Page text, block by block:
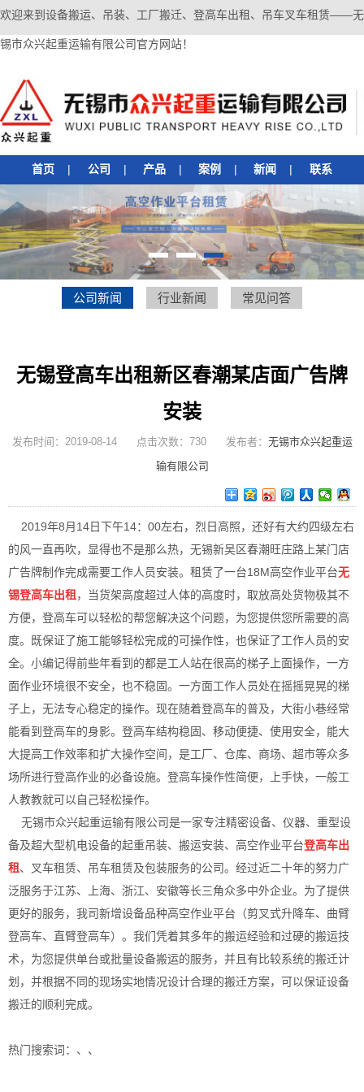
欢迎来到设备搬运、吊装、工厂搬迁、登高车出租、吊车叉车租赁——无
锡市众兴起重运输有限公司官方网站！
首页 | 公司 | 产品 | 案例 | 新闻 | 联系
1 2 3
公司新闻 行业新闻 常见问答
无锡登高车出租新区春潮某店面广告牌
安装
发布时间：2019-08-14 点击次数：730 发布者： 无锡市众兴起重运
输有限公司
2019年8月14日下午14：00左右，烈日高照，还好有大约四级左右
的风一直再吹，显得也不是那么热，无锡新吴区春潮旺庄路上某门店
广告牌制作完成需要工作人员安装。租赁了一台18M高空作业平台无
锡登高车出租 ，当货架高度超过人体的高度时，取放高处货物极其不
方便，登高车可以轻松的帮您解决这个问题，为您提供您所需要的高
度。既保证了施工能够轻松完成的可操作性，也保证了工作人员的安
全。小编记得前些年看到的都是工人站在很高的梯子上面操作，一方
面作业环境很不安全，也不稳固。一方面工作人员处在摇摇晃晃的梯
子上，无法专心稳定的操作。现在随着登高车的普及，大街小巷经常
能看到登高车的身影。登高车结构稳固、移动便捷、使用安全，能大
大提高工作效率和扩大操作空间，是工厂、仓库、商场、超市等众多
场所进行登高作业的必备设施。登高车操作性简便，上手快，一般工
人教教就可以自己轻松操作。
无锡市众兴起重运输有限公司是一家专注精密设备、仪器、重型设
备及超大型机电设备的起重吊装、搬运安装、高空作业平台登高车出
租 、叉车租赁、吊车租赁及包装服务的公司。经过近二十年的努力广
泛服务于江苏、上海、浙江、安徽等长三角众多中外企业。为了提供
更好的服务，我司新增设备品种高空作业平台（剪叉式升降车、曲臂
登高车、直臂登高车）。我们凭着其多年的搬运经验和过硬的搬运技
术，为您提供单台或批量设备搬运的服务，并且有比较系统的搬迁计
划，并根据不同的现场实地情况设计合理的搬迁方案，可以保证设备
搬迁的顺利完成。
热门搜索词： 、、